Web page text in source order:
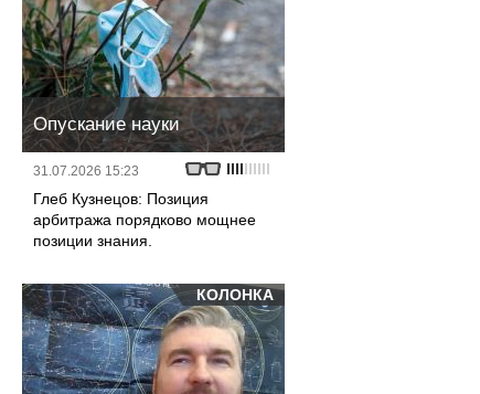
Опускание науки
31.07.2026 15:23
Глеб Кузнецов: Позиция
арбитража порядково мощнее
позиции знания.
КОЛОНКА